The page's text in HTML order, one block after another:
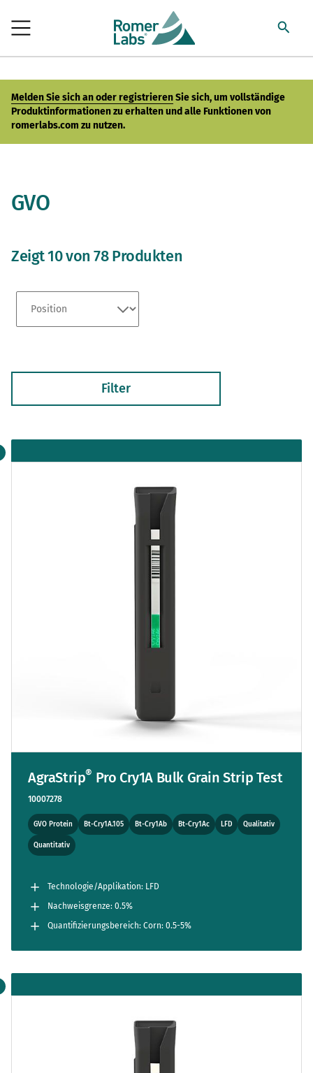
Melden Sie sich an oder registrierenSie sich, um vollständige
Produktinformationen zu erhalten und alle Funktionen von
romerlabs.com zu nutzen.
GVO
Zeigt 10 von 78 Produkten
AgraStrip® Pro Cry1A Bulk Grain Strip Test
10007278
GVO Protein Bt-Cry1A.105 Bt-Cry1Ab Bt-Cry1Ac LFD Qualitativ
Quantitativ
Technologie/Applikation: LFD
Nachweisgrenze: 0.5%
Quantifizierungsbereich: Corn: 0.5-5%
Filter